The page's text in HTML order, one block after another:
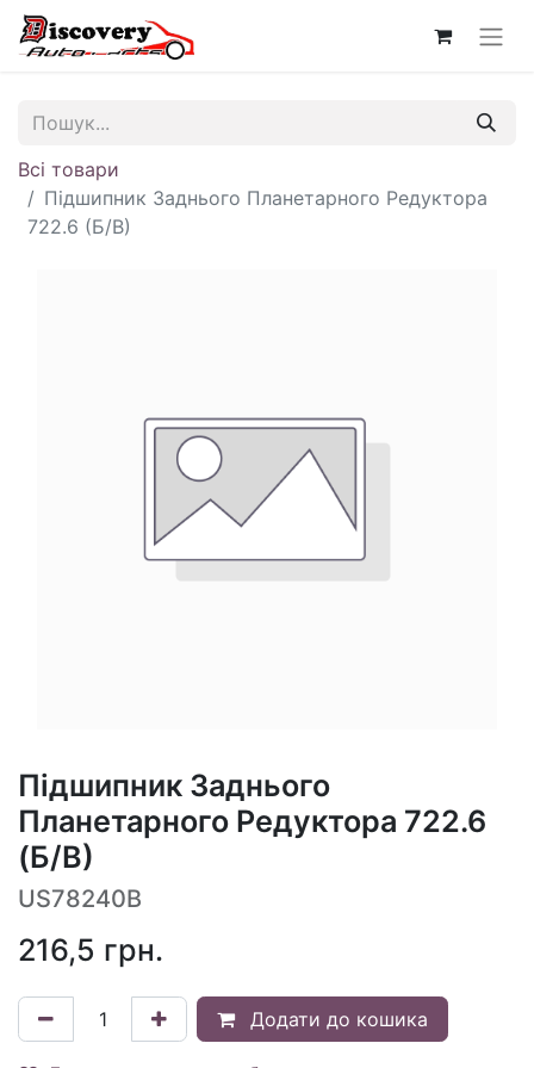
Всі товари
Підшипник Заднього Планетарного Редуктора
722.6 (Б/В)
Підшипник Заднього
Планетарного Редуктора 722.6
(Б/В)
US78240B
216,5 грн.
Додати до кошика